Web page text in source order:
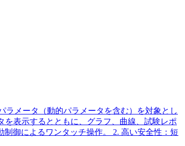
メータ（動的パラメータを含む）を対象とし
表示するとともに、グラフ、曲線、試験レポ
御によるワンタッチ操作。 2. 高い安全性：短